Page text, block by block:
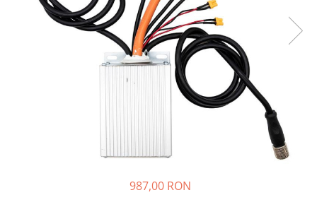
https://www.doctortrotineta.ro/lumini
https://www.doctortrotineta.ro/cadru
987,00 RON